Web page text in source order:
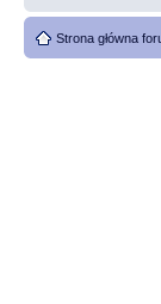
Strona główna